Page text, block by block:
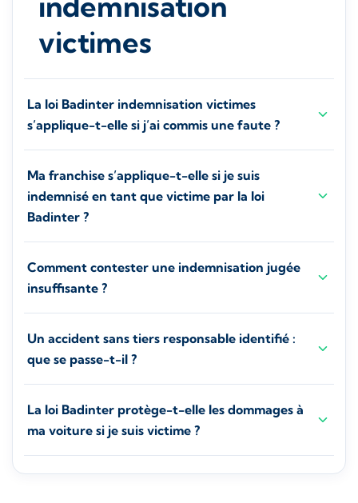
victimes
La loi Badinter indemnisation victimes
s’applique-t-elle si j’ai commis une faute ?
Ma franchise s’applique-t-elle si je suis
indemnisé en tant que victime par la loi
Badinter ?
Comment contester une indemnisation jugée
insuffisante ?
Un accident sans tiers responsable identifié :
que se passe-t-il ?
La loi Badinter protège-t-elle les dommages à
ma voiture si je suis victime ?